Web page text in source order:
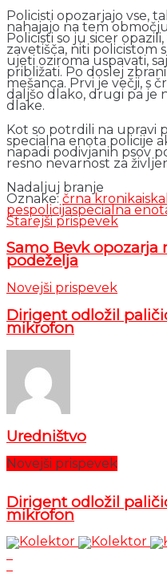
Policisti opozarjajo vse,
nahajajo na tem
Policisti so ju sicer
zavetišča, niti policistom
ujeti oziroma uspavati,
približati. Po doslej
mešanca. Prvi je večji, s
daljšo dlako, drugi pa je
dlake.
Kot so potrdili na upravi
specialna enota policije
napadi podivjanih psov
resno nevarnost za
Nadaljuj branje
Oznake: črna kronika
pespolicijaspecialna
Starejši prispevek
Samo Bevk opozarja
podeželja
Novejši prispevek
Dirigent odložil
mikrofon
Uredništvo
Novejši prispevek
Dirigent odložil
mikrofon